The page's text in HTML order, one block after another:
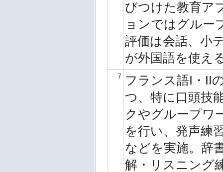
びつけた教育ア
ョンではグルー
評価は会話、小
が外国語を使え
7
フランス語I・II
つ、特に口頭技
クやグループワ
を行い、発声練
などを実施。辞
解・リスニング